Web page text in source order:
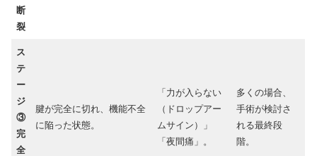
断
裂
ス
テ
ー
ジ
③
完
全
腱が完全に切れ、機能不全
に陥った状態。
「力が入らない
（ドロップアー
ムサイン）」
「夜間痛」。
多くの場合、
手術が検討さ
れる最終段
階。